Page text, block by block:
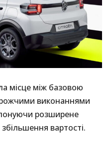
місце між базовою
виконаннями
розширене
вартості.